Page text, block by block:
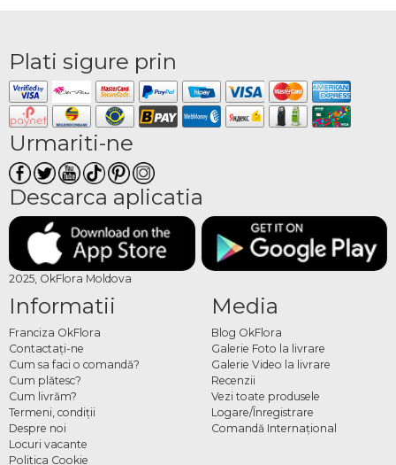
Plati sigure prin
Urmariti-ne
Descarca aplicatia
2025, OkFlora Moldova
Informatii
Franciza OkFlora
Contactaţi-ne
Cum sa faci o comandă?
Cum plătesc?
Cum livrăm?
Termeni, condiţii
Despre noi
Locuri vacante
Politica Cookie
Media
Blog OkFlora
Galerie Foto la livrare
Galerie Video la livrare
Recenzii
Vezi toate produsele
Logare/Înregistrare
Comandă Internațional